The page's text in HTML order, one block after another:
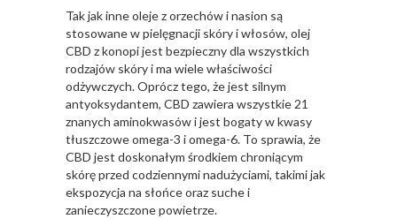
Tak jak inne oleje z orzechów i nasion są
stosowane w pielęgnacji skóry i włosów, olej
CBD z konopi jest bezpieczny dla wszystkich
rodzajów skóry i ma wiele właściwości
odżywczych. Oprócz tego, że jest silnym
antyoksydantem, CBD zawiera wszystkie 21
znanych aminokwasów i jest bogaty w kwasy
tłuszczowe omega-3 i omega-6. To sprawia, że
CBD jest doskonałym środkiem chroniącym
skórę przed codziennymi nadużyciami, takimi jak
ekspozycja na słońce oraz suche i
zanieczyszczone powietrze.